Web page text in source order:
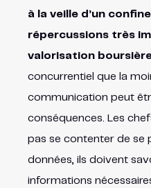
à la veille d’un
répercussions très
valorisation
concurrentiel que la
communication peut
conséquences. Les
pas se contenter de se
données, ils doivent
informations